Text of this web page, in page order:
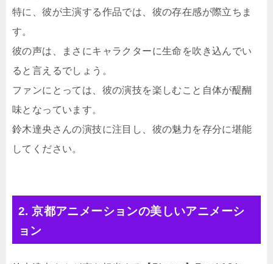
特に、彼が主演する作品では、彼の存在感が際立ちま
す。
彼の声は、まさにキャラクターに生命を吹き込んでい
ると言えるでしょう。
ファンにとっては、彼の演技を楽しむこと自体が醍醐
味となっています。
鈴木達央さんの演技に注目し、彼の魅力を存分に堪能
してください。
2. 京都アニメーションの美しいアニメーシ
ョン